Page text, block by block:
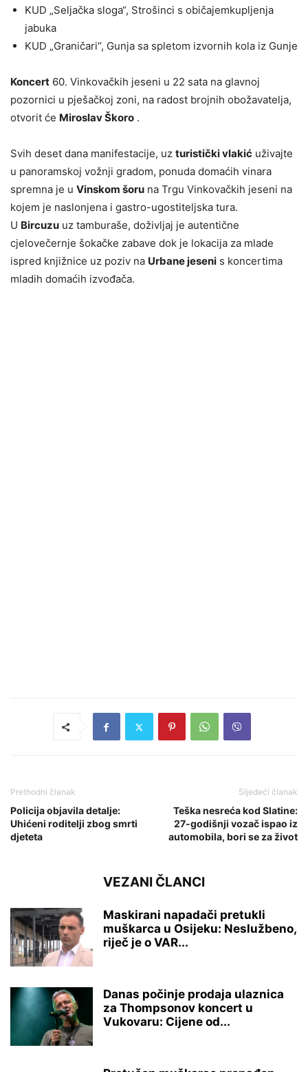
KUD „Seljačka sloga“, Strošinci s običajemkupljenja
jabuka
KUD „Graničari“, Gunja sa spletom izvornih kola iz Gunje
Koncert 60. Vinkovačkih jeseni u 22 sata na glavnoj
pozornici u pješačkoj zoni, na radost brojnih obožavatelja,
otvorit će Miroslav Škoro .
Svih deset dana manifestacije, uz turistički vlakić uživajte
u panoramskoj vožnji gradom, ponuda domaćih vinara
spremna je u Vinskom šoru na Trgu Vinkovačkih jeseni na
kojem je naslonjena i gastro-ugostiteljska tura.
U Bircuzu uz tamburaše, doživljaj je autentične
cjelovečernje šokačke zabave dok je lokacija za mlade
ispred knjižnice uz poziv na Urbane jeseni s koncertima
mladih domaćih izvođača.
Prethodni članak
Policija objavila detalje:
Uhićeni roditelji zbog smrti
djeteta
Sljedeći članak
Teška nesreća kod Slatine:
27-godišnji vozač ispao iz
automobila, bori se za život
VEZANI ČLANCI
Maskirani napadači pretukli
muškarca u Osijeku: Neslužbeno,
riječ je o VAR...
Danas počinje prodaja ulaznica
za Thompsonov koncert u
Vukovaru: Cijene od...